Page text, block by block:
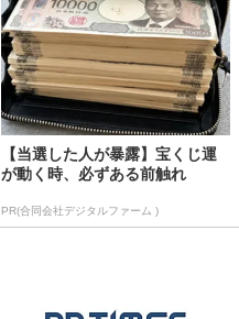
【当選した人が暴露】宝くじ運
が動く時、必ずある前触れ
PR(合同会社デジタルファーム )